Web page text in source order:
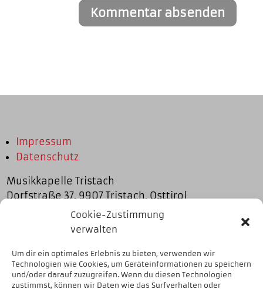
Cookie-Zustimmung
verwalten
Um dir ein optimales Erlebnis zu bieten, verwenden wir
Technologien wie Cookies, um Geräteinformationen zu speichern
und/oder darauf zuzugreifen. Wenn du diesen Technologien
zustimmst, können wir Daten wie das Surfverhalten oder
Impressum
Datenschutz
Musikkapelle Tristach
Dorfstraße 37, 9907 Tristach, Osttirol
Gemeinde Tristach
Tourismusverband Osttirol
Elin-Stadtkapelle Weiz